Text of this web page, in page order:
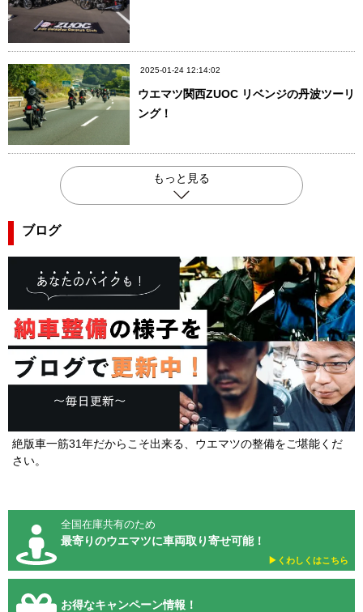
2025-01-24 12:14:02
ウエマツ関西ZUOC リベンジの丹波ツーリ
ング！
もっと見る
ブログ
絶版車一筋31年だからこそ出来る、ウエマツの整備をご堪能くだ
さい。
全国在庫共有のため
最寄りのウエマツに車両取り寄せ可能！
▶︎くわしくはこちら
お得なキャンペーン情報！